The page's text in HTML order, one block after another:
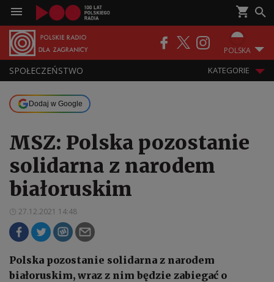
POLSKA
SPOŁECZEŃSTWO KATEGORIE
Dodaj w Google
MSZ: Polska pozostanie
solidarna z narodem
białoruskim
27.12.2021 14:48
Polska pozostanie solidarna z narodem
białoruskim, wraz z nim będzie zabiegać o